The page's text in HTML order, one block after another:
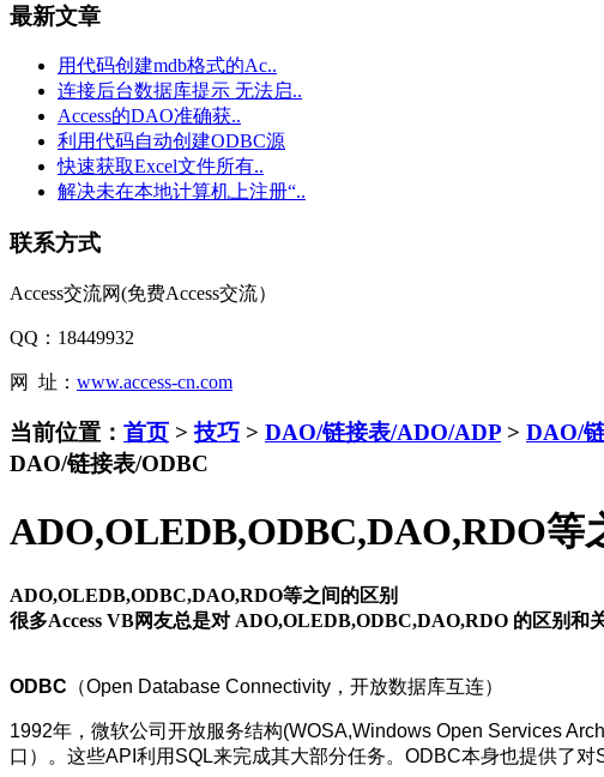
最新文章
用代码创建mdb格式的Ac..
连接后台数据库提示 无法启..
Access的DAO准确获..
利用代码自动创建ODBC源
快速获取Excel文件所有..
解决未在本地计算机上注册“..
联系方式
Access交流网(免费Access交流）
QQ：18449932
网 址： www.access-cn.com
当前位置： 首页 >技巧 > DAO/链接表/ADO/ADP > DAO/
DAO/链接表/ODBC
ADO,OLEDB,ODBC,DAO,RDO等
ADO,OLEDB,ODBC,DAO,RDO等之间的区别
很多Access VB网友总是对 ADO,OLEDB,ODBC,DAO,RDO 的区别和
ODBC （Open Database Connectivity，开放数据库互连）
1992年，微软公司开放服务结构(WOSA,Windows Open Services
口）。这些API利用SQL来完成其大部分任务。ODBC本身也提供了